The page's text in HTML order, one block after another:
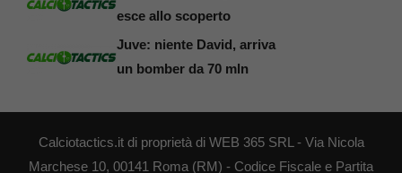
esce allo scoperto
Juve: niente David, arriva
un bomber da 70 mln
Calciotactics.it di proprietà di WEB 365 SRL - Via Nicola
Marchese 10, 00141 Roma (RM) - Codice Fiscale e Partita